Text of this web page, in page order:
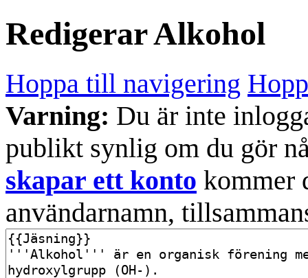
RedigerarAlkohol
Hoppa till navigering
Varning: Du är inte
publikt synlig om du gör
skapar ett konto kommer
användarnamn,